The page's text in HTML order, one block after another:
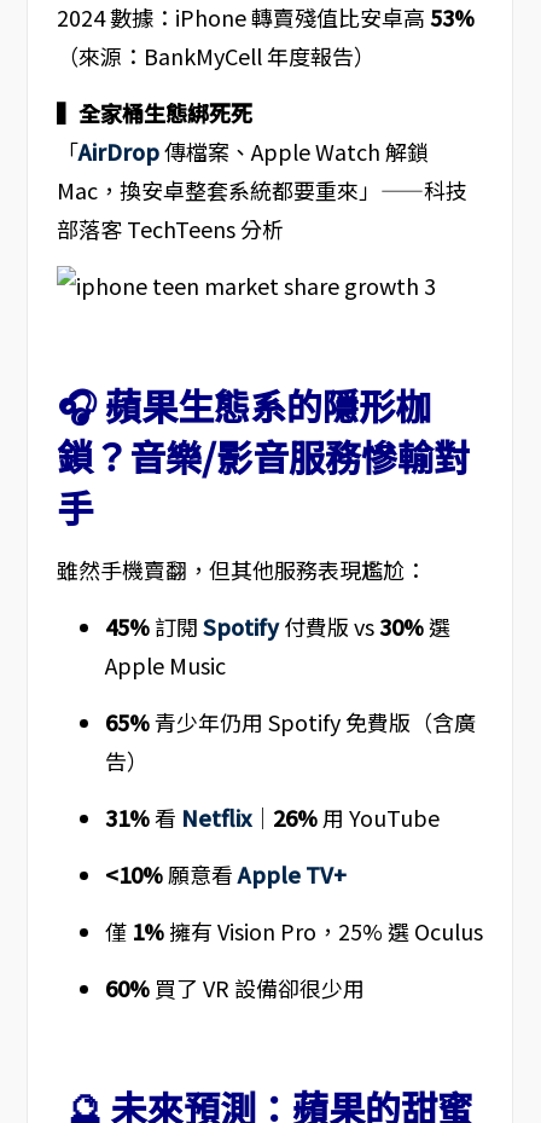
2024 數據：iPhone 轉賣殘值比安卓高53%
（來源：BankMyCell 年度報告）
▍全家桶生態綁死死
「AirDrop傳檔案、Apple Watch 解鎖
Mac，換安卓整套系統都要重來」——科技
部落客 TechTeens 分析
🎧 蘋果生態系的隱形枷
鎖？音樂/影音服務慘輸對
手
雖然手機賣翻，但其他服務表現尷尬：
45%訂閱Spotify付費版 vs30%選
Apple Music
65%青少年仍用 Spotify 免費版（含廣
告）
31%看 Netflix｜ 26%用 YouTube
<10%願意看Apple TV+
僅 1%擁有 Vision Pro，25% 選 Oculus
60%買了 VR 設備卻很少用
🔮 未來預測：蘋果的甜蜜